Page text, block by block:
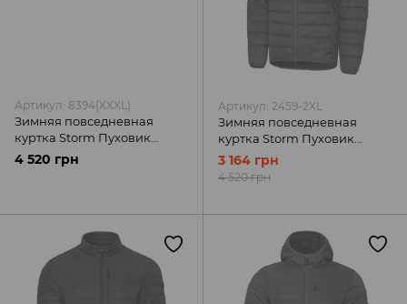
Артикул: 8394(XXXL)
Зимняя повседневная
куртка Storm Пуховик
графіт Camotec
4 520 грн
Артикул: 2459-2XL
Зимняя повседневная
куртка Storm Пуховик
олива Camotec
3 164 грн
4 520 грн